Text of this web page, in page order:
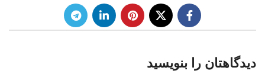
دیدگاهتان را بنویسید